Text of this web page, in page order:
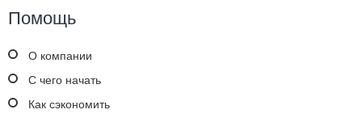
Помощь
О компании
С чего начать
Как сэкономить